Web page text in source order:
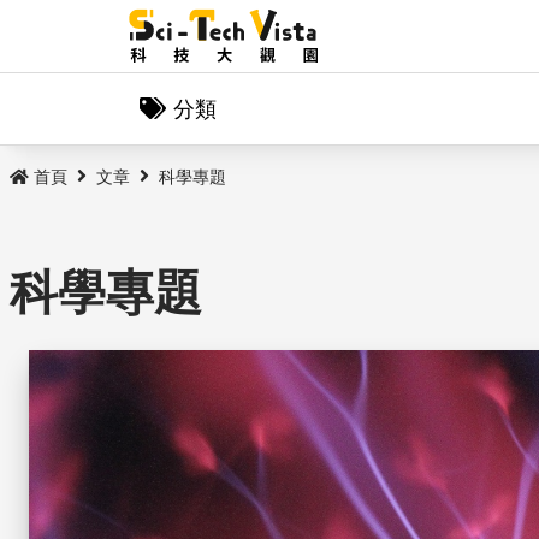
分類
首頁 文章 科學專題
科學專題